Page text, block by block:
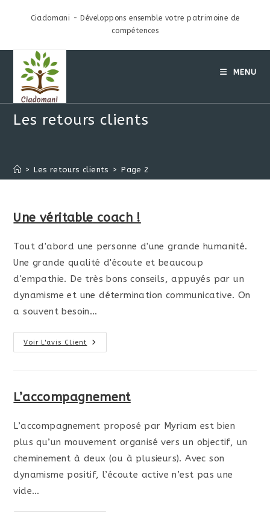
Ciadomani - Développons ensemble votre patrimoine de
compétences
MENU
Les retours clients
> Les retours clients > Page 2
Une véritable coach !
Tout d'abord une personne d'une grande humanité.
Une grande qualité d'écoute et beaucoup
d'empathie. De très bons conseils, appuyés par un
dynamisme et une détermination communicative. On
a souvent besoin…
Voir L'avis Client
L’accompagnement
L’accompagnement proposé par Myriam est bien
plus qu’un mouvement organisé vers un objectif, un
cheminement à deux (ou à plusieurs). Avec son
dynamisme positif, l’écoute active n’est pas une
vide…